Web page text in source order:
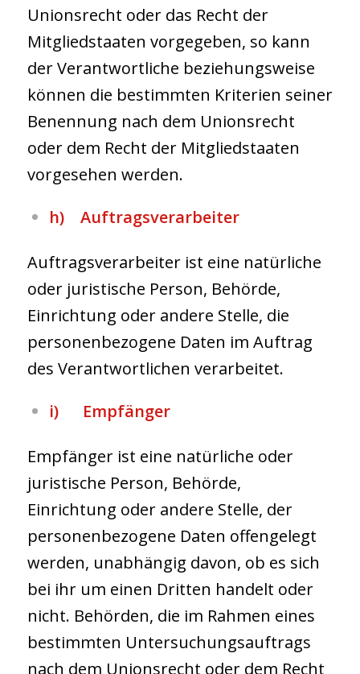
Unionsrecht oder das Recht der
Mitgliedstaaten vorgegeben, so kann
der Verantwortliche beziehungsweise
können die bestimmten Kriterien seiner
Benennung nach dem Unionsrecht
oder dem Recht der Mitgliedstaaten
vorgesehen werden.
h) Auftragsverarbeiter
Auftragsverarbeiter ist eine natürliche
oder juristische Person, Behörde,
Einrichtung oder andere Stelle, die
personenbezogene Daten im Auftrag
des Verantwortlichen verarbeitet.
i) Empfänger
Empfänger ist eine natürliche oder
juristische Person, Behörde,
Einrichtung oder andere Stelle, der
personenbezogene Daten offengelegt
werden, unabhängig davon, ob es sich
bei ihr um einen Dritten handelt oder
nicht. Behörden, die im Rahmen eines
bestimmten Untersuchungsauftrags
nach dem Unionsrecht oder dem Recht